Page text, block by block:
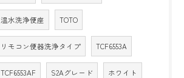
温水洗浄便座 TOTO
リモコン便器洗浄タイプ TCF6553A
TCF6553AF S2Aグレード ホワイト